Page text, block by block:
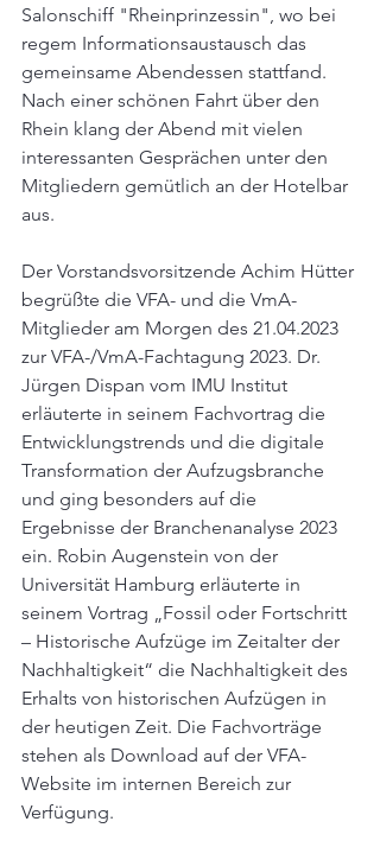
Salonschiff "Rheinprinzessin", wo bei
regem Informationsaustausch das
gemeinsame Abendessen stattfand.
Nach einer schönen Fahrt über den
Rhein klang der Abend mit vielen
interessanten Gesprächen unter den
Mitgliedern gemütlich an der Hotelbar
aus.
Der Vorstandsvorsitzende Achim Hütter
begrüßte die VFA- und die VmA-
Mitglieder am Morgen des 21.04.2023
zur VFA-/VmA-Fachtagung 2023. Dr.
Jürgen Dispan vom IMU Institut
erläuterte in seinem Fachvortrag die
Entwicklungstrends und die digitale
Transformation der Aufzugsbranche
und ging besonders auf die
Ergebnisse der Branchenanalyse 2023
ein. Robin Augenstein von der
Universität Hamburg erläuterte in
seinem Vortrag „Fossil oder Fortschritt
– Historische Aufzüge im Zeitalter der
Nachhaltigkeit“ die Nachhaltigkeit des
Erhalts von historischen Aufzügen in
der heutigen Zeit. Die Fachvorträge
stehen als Download auf der VFA-
Website im internen Bereich zur
Verfügung.